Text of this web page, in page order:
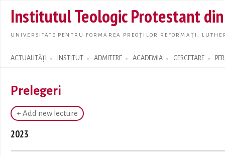
main
Institutul Teologic Protestant
UNIVERSITATE PENTRU FORMAREA PREOȚILOR REFORMAȚI,
ACTUALITĂȚI INSTITUT ADMITERE ACADEMIA CERCETARE
Search form
Prelegeri
+ Add new lecture
2023